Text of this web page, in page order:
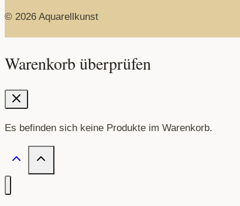
© 2026 Aquarellkunst
Warenkorb überprüfen
Es befinden sich keine Produkte im Warenkorb.